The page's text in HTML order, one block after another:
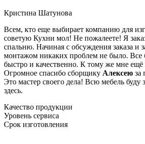
Кристина Шатунова
Всем, кто еще выбирает компанию для
советую Кухни мол! Не пожалеете! Я
спальню. Начиная с обсуждения заказа и
монтажом никаких проблем не было. Все
быстро и качественно. К тому же мне ещё
Огромное спасибо сборщику Алексею за
Это мастер своего дела! Всю мебель буду
здесь.
Качество продукции
Уровень сервиса
Срок изготовления